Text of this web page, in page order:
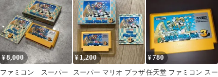
品】
¥8,000
ファミコン スーパー
¥1,200
スーパー マリオ ブラザ
¥780
任天堂 ファミコン スー